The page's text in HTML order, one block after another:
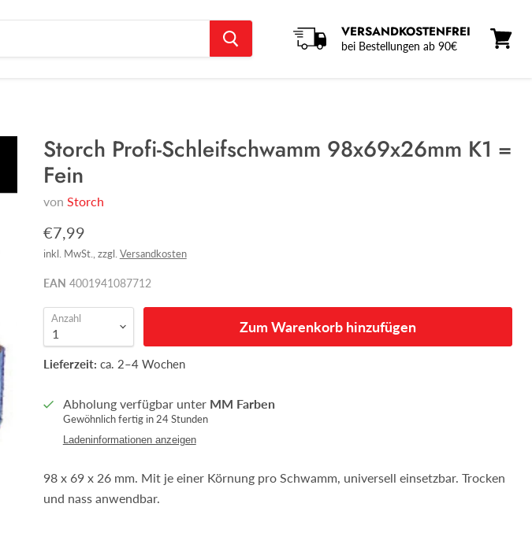
VERSANDKOSTENFREI
bei Bestellungen ab 90€
Storch Profi-Schleifschwamm 98x69x26mm K1 =
Fein
von Storch
€7,99
inkl. MwSt., zzgl. Versandkosten
EAN 4001941087712
Anzahl Zum Warenkorb hinzufügen
Lieferzeit: ca. 2–4 Wochen
Abholung verfügbar unter MM Farben
Gewöhnlich fertig in 24 Stunden
Ladeninformationen anzeigen
98 x 69 x 26 mm. Mit je einer Körnung pro Schwamm, universell einsetzbar. Trocken
und nass anwendbar.